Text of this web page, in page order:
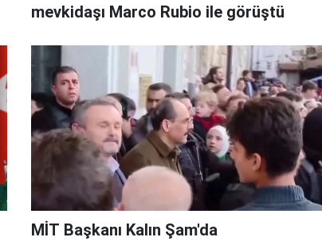
mevkidaşı Marco Rubio ile görüştü
MİT Başkanı Kalın Şam'da